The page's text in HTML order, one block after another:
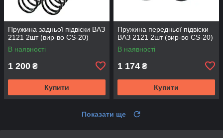
Пружина задньої підвіски ВАЗ
2121 2шт (вир-во CS-20)
В наявності
1 200 ₴
Купити
Пружина передньої підвіски
ВАЗ 2121 2шт (вир-во CS-20)
В наявності
1 174 ₴
Купити
Показати ще